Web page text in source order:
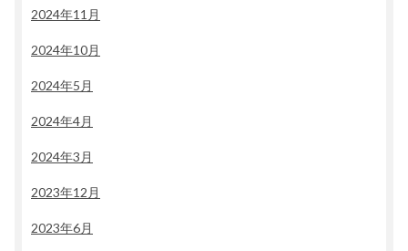
2024年11月
2024年10月
2024年5月
2024年4月
2024年3月
2023年12月
2023年6月